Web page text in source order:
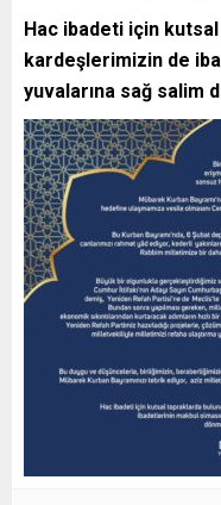
Hac ibadeti için
kardeşlerimizin de
yuvalarına sağ salim